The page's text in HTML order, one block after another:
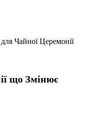
Чайної Церемонії
що Змінює